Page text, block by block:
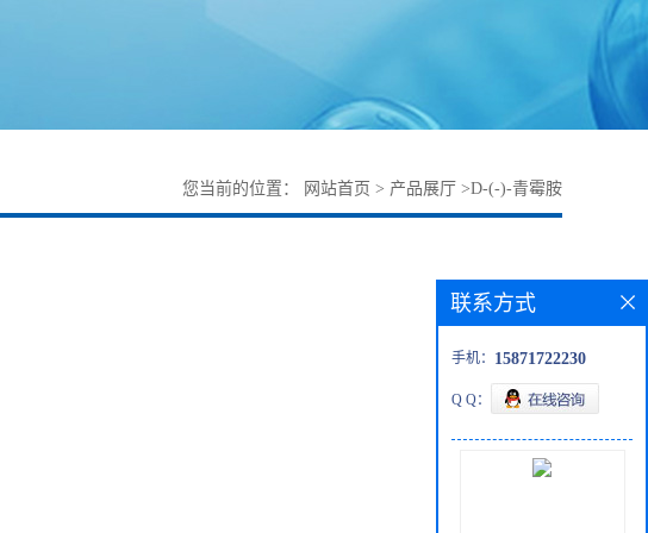
您当前的位置： 网站首页 > 产品展厅 >D-(-)-青霉胺
联系方式
手机： 15871722230
Q Q：